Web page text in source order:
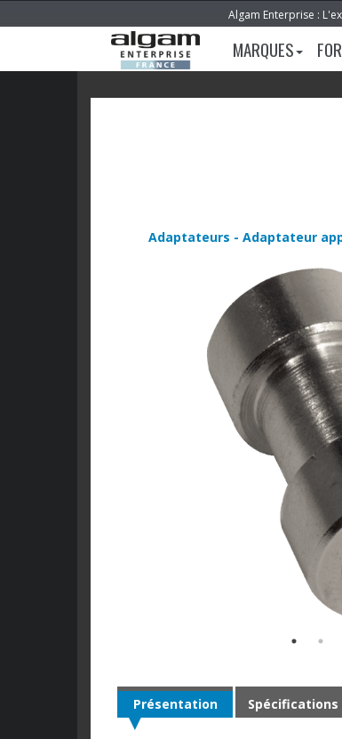
Algam Enterprise :
MARQUES
Adaptateurs - Adaptateur
Présentation Spécifications